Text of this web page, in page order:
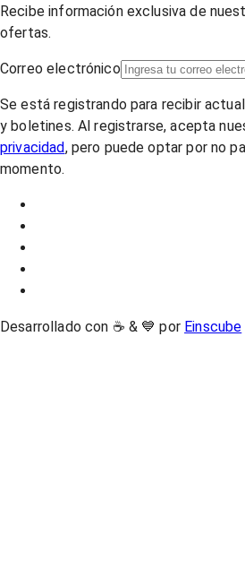
Recibe información exclusiva de
ofertas.
Correo electrónico
Se está registrando para recibir
y boletines. Al registrarse, acepta
privacidad, pero puede optar por no
momento.
Desarrollado con ☕ & 💙 por Einscube